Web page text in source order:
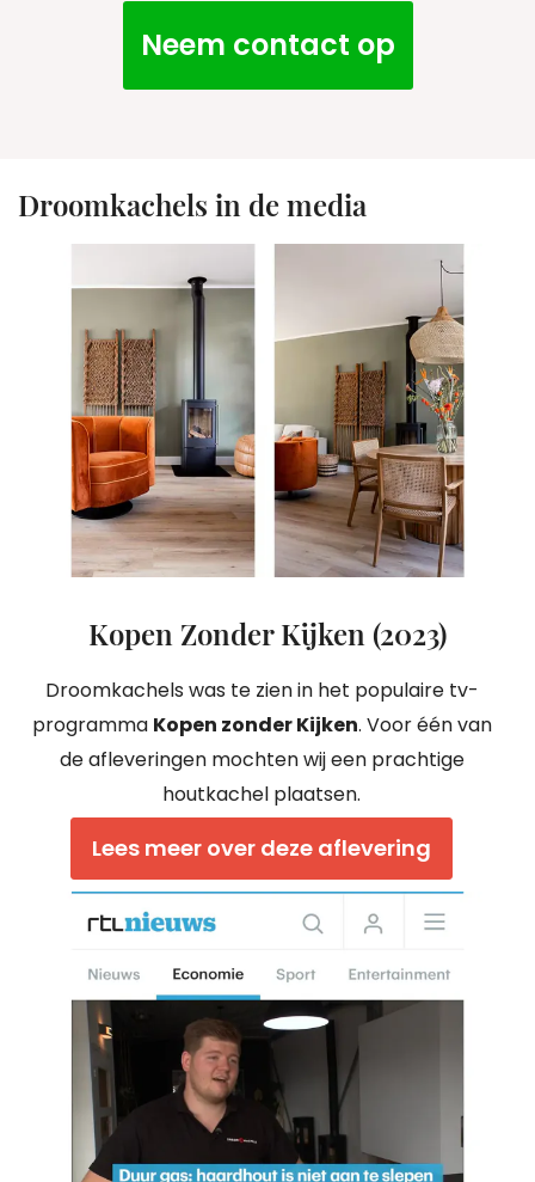
Neem contact op
Droomkachels in de media
Kopen Zonder Kijken (2023)
Droomkachels was te zien in het populaire tv-
programma Kopen zonder Kijken. Voor één van
de afleveringen mochten wij een prachtige
houtkachel plaatsen.
Lees meer over deze aflevering